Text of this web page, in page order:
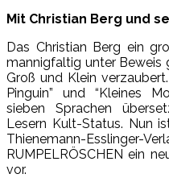
Rumpelröschen
Mit Christian Berg und
Das Christian Berg ein
mannigfaltig unter Beweis
Groß und Klein
Pinguin” und “Kleines
sieben Sprachen
Lesern Kult-Status. Nun
Thienemann-Esslinger-
RUMPELRÖSCHEN ein
vor.